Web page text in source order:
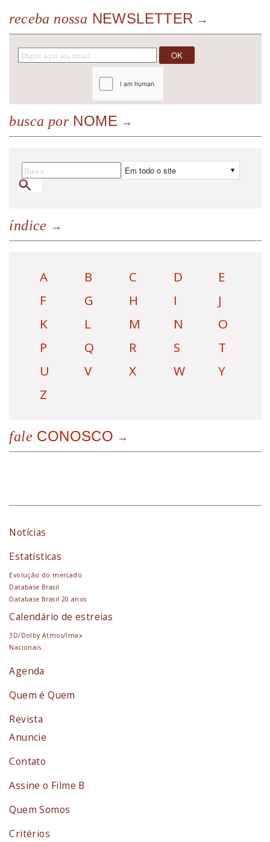
receba nossa NEWSLETTER
busca porNOME
índice
A B C D
E
F
G H I
J
K
L M N
O
P
Q R S
T
U
V X W
Y
Z
fale CONOSCO
Notícias
Estatísticas
Evolução do mercado
Database Brasil
Database Brasil 20 anos
Calendário de estreias
3D/Dolby Atmos/Imax
Nacionais
Agenda
Quem é Quem
Revista
Anuncie
Contato
Assine o Filme B
Quem Somos
Critérios